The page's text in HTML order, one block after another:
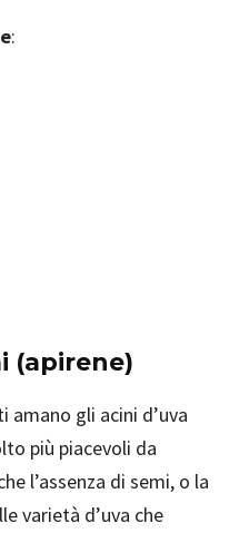
:
(apirene)
gli acini d’uva
più piacevoli da
l’assenza di semi, o la
varietà d’uva che